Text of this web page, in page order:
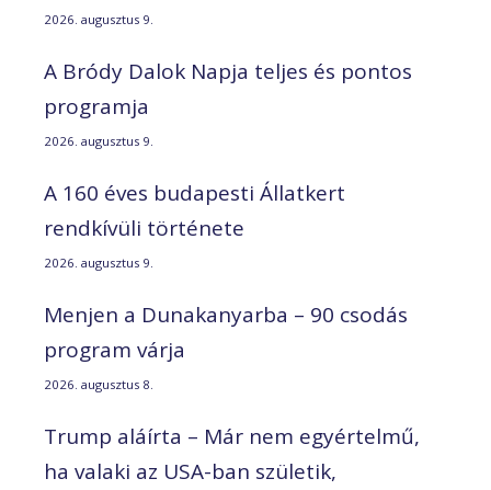
2026. augusztus 9.
A Bródy Dalok Napja teljes és pontos
programja
2026. augusztus 9.
A 160 éves budapesti Állatkert
rendkívüli története
2026. augusztus 9.
Menjen a Dunakanyarba – 90 csodás
program várja
2026. augusztus 8.
Trump aláírta – Már nem egyértelmű,
ha valaki az USA-ban születik,